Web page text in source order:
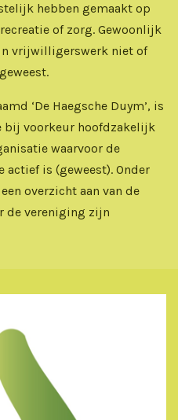
hebben gemaakt op
of zorg. Gewoonlijk
vrijwilligerswerk niet of
‘De Haegsche Duym’, is
bij voorkeur hoofdzakelijk
waarvoor de
is (geweest). Onder
overzicht aan van de
de vereniging zijn